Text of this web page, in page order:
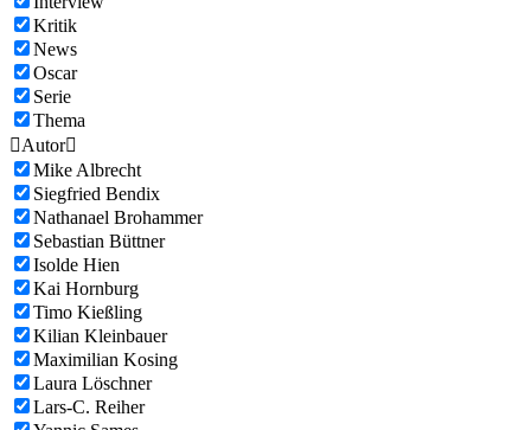
Kritik
News
Oscar
Serie
Thema
Autor
Mike Albrecht
Siegfried Bendix
Nathanael Brohammer
Sebastian Büttner
Isolde Hien
Kai Hornburg
Timo Kießling
Kilian Kleinbauer
Maximilian Kosing
Laura Löschner
Lars-C. Reiher